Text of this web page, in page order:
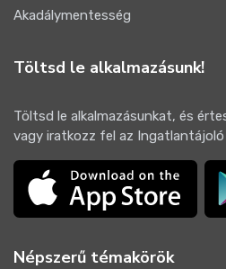
Akadálymentesség
Töltsd le alkalmazásunk!
Töltsd le alkalmazásunkat, és
vagy iratkozz fel az
Népszerű témakörök